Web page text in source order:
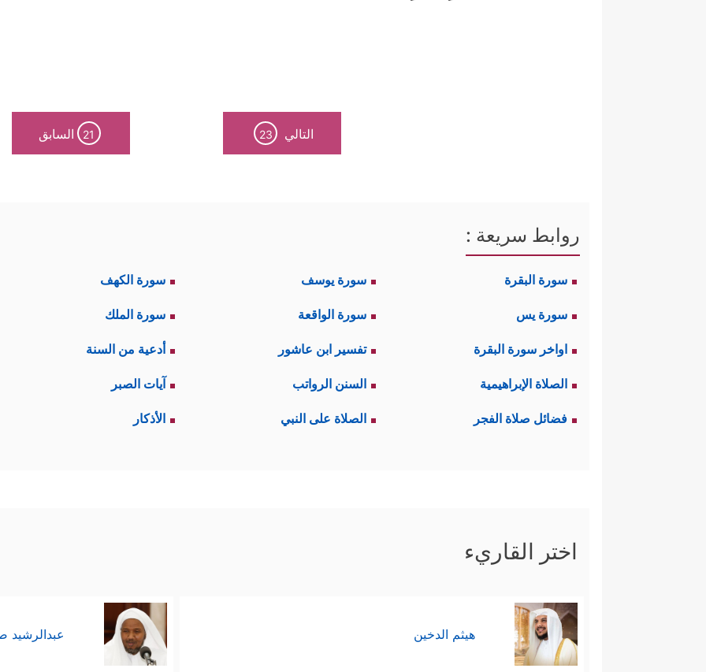
التالي 23
21 السابق
روابط سريعة :
سورة البقرة سورة يوسف سورة الكهف
سورة يس سورة الواقعة سورة الملك
اواخر سورة البقرة تفسير ابن عاشور أدعية من السنة
الصلاة الإبراهيمية السنن الرواتب آيات الصبر
فضائل صلاة الفجر الصلاة على النبي الأذكار
اختر القاريء
هيثم الدخين عبدالرشيد